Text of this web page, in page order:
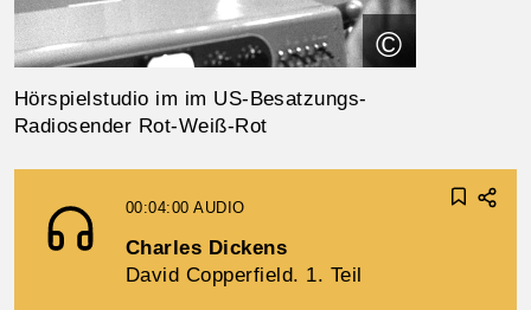
©
Hörspielstudio im im US-Besatzungs-
Radiosender Rot-Weiß-Rot
00:04:00AUDIO
Charles Dickens
David Copperfield. 1. Teil